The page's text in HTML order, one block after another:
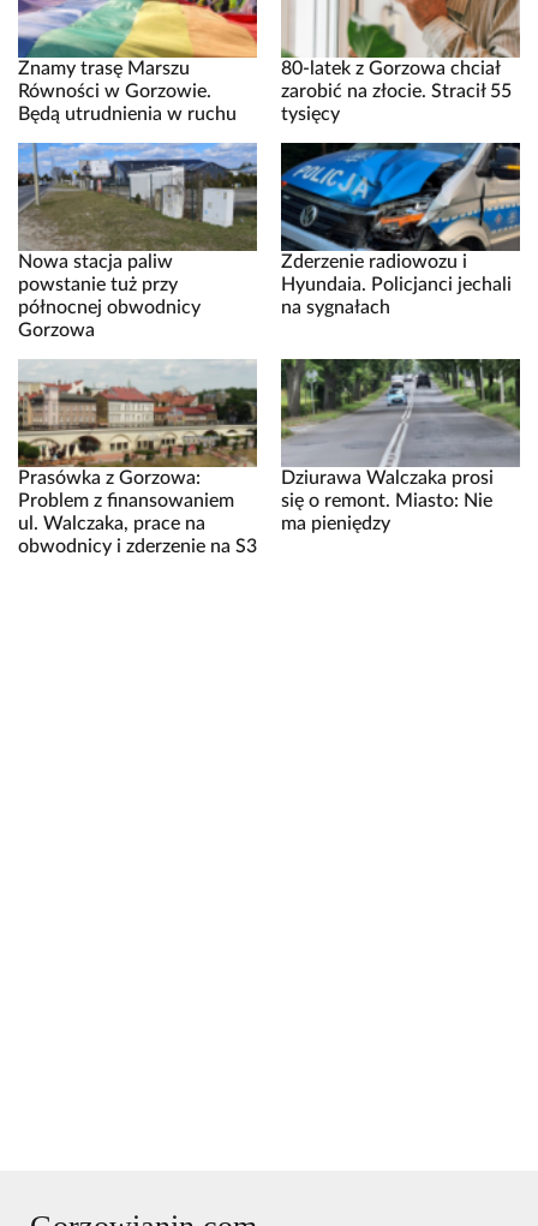
Znamy trasę Marszu
Równości w Gorzowie.
Będą utrudnienia w ruchu
80-latek z Gorzowa chciał
zarobić na złocie. Stracił 55
tysięcy
Nowa stacja paliw
powstanie tuż przy
północnej obwodnicy
Gorzowa
Zderzenie radiowozu i
Hyundaia. Policjanci jechali
na sygnałach
Prasówka z Gorzowa:
Problem z finansowaniem
ul. Walczaka, prace na
obwodnicy i zderzenie na S3
Dziurawa Walczaka prosi
się o remont. Miasto: Nie
ma pieniędzy